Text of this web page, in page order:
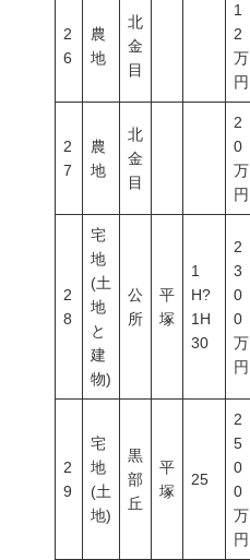
2
6
農
地
北
金
目
1
2
万
円
2
7
農
地
北
金
目
2
0
万
円
2
8
宅
地
(土
地
と
建
物)
公
所
平
塚
1
H?
1H
30
2
3
0
0
万
円
2
9
宅
地
(土
地)
黒
部
丘
平
塚
25
2
5
0
0
万
円